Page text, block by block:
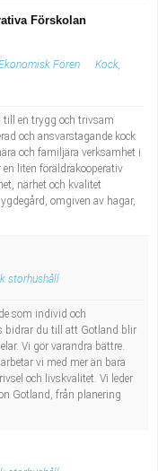
Förskolan
Fören
Kock,
en trygg och trivsam
och ansvarstagande kock
och familjära verksamhet i
liten föräldrakooperativ
närhet och kvalitet
omgiven av hagar,
storhushåll
som individ och
bidrar du till att Gotland blir
Vi gör varandra bättre.
vi med mer än bara
och livskvalitet. Vi leder
Gotland, från planering